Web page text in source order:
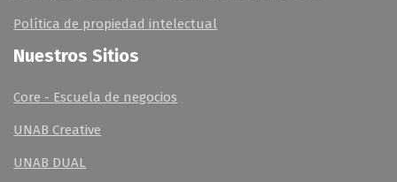
Política de propiedad intelectual
Nuestros Sitios
Core - Escuela de negocios
UNAB Creative
UNAB DUAL